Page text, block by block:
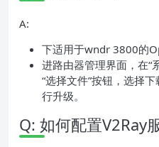
A:
下适用于wndr 3800的
进路由器管理界面，在“
“选择文件”按钮，选择
行升级。
Q: 如何配置V2Ray